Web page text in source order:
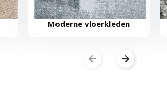
Moderne vloerkleden